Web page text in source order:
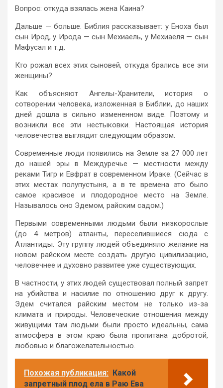
Вопрос: откуда взялась жена Каина?
Дальше — больше. Библия рассказывает: у Еноха был
сын Ирод, у Ирода — сын Мехиаель, у Мехиаеля — сын
Мафусал и т.д.
Кто рожал всех этих сыновей, откуда брались все эти
женщины?
Как объясняют Ангелы-Хранители, история о
сотворении человека, изложенная в Библии, до наших
дней дошла в сильно измененном виде. Поэтому и
возникли все эти нестыковки. Настоящая история
человечества выглядит следующим образом.
Современные люди появились на Земле за 27 000 лет
до нашей эры в Междуречье — местности между
реками Тигр и Евфрат в современном Ираке. (Сейчас в
этих местах полупустыня, а в те времена это было
самое красивое и плодородное место на Земле.
Называлось оно Эдемом, райским садом.)
Первыми современными людьми были низкорослые
(до 4 метров) атланты, переселившиеся сюда с
Атлантиды. Эту группу людей объединяло желание на
новом райском месте создать другую цивилизацию,
человечнее и духовно развитее уже существующих.
В частности, у этих людей существовал полный запрет
на убийства и насилие по отношению друг к другу.
Эдем считался райским местом не только из-за
климата и природы. Человеческие отношения между
живущими там людьми были просто идеальны, сама
атмосфера в этом краю была пропитана добротой,
любовью и благожелательностью.
Похожая публикация: Какой
запретный плод ела в Раю Ева